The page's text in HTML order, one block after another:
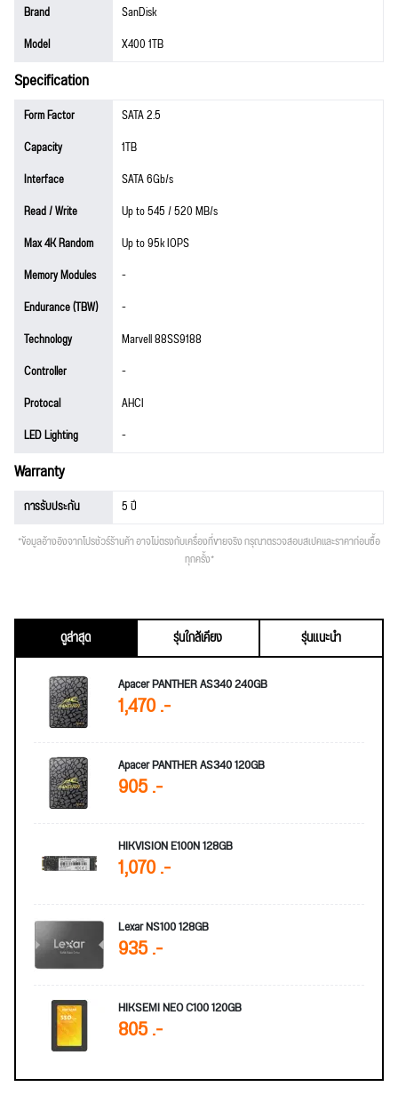
Brand
SanDisk
Model
X400 1TB
Specification
Form Factor
SATA 2.5
Capacity
1TB
Interface
SATA 6Gb/s
Read / Write
Up to 545 / 520 MB/s
Max 4K Random
Up to 95k IOPS
Memory Modules
-
Endurance (TBW)
-
Technology
Marvell 88SS9188
Controller
-
Protocal
AHCI
LED Lighting
-
Warranty
การรับประกัน 5 ปี
*ข้อมูลอ้างอิงจากโปรชัวร์ร้านค้า อาจไม่ตรงกับเครื่องที่ขายจริง กรุณาตรวจสอบสเปคและราคาก่อนซื้อ
ทุกครั้ง*
ดูล่าสุด รุ่นใกล้เคียง
รุ่นแนะนำ
Apacer PANTHER AS340 240GB
1,470 .-
Apacer PANTHER AS340 120GB
905 .-
HIKVISION E100N 128GB
1,070 .-
Lexar NS100 128GB
935 .-
HIKSEMI NEO C100 120GB
805 .-